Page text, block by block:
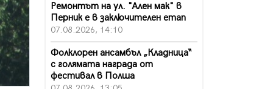
Ремонтът на ул. "Ален мак" в
Перник е в заключителен етап
07.08.2026, 14:10
Фолклорен ансамбъл „Кладница“
с голямата награда от
фестивал в Полша